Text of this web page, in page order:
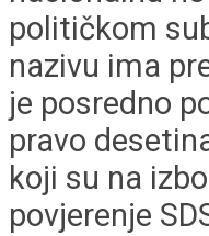
političkom
nazivu ima
je posredno
pravo
koji su na
povjerenje